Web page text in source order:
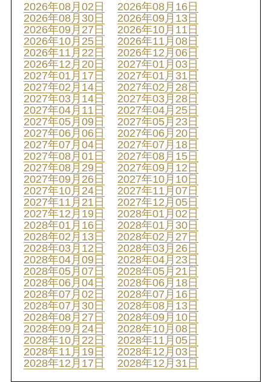
2026年08月02日
2026年08月16日
2026年08月30日
2026年09月13日
2026年09月27日
2026年10月11日
2026年10月25日
2026年11月08日
2026年11月22日
2026年12月06日
2026年12月20日
2027年01月03日
2027年01月17日
2027年01月31日
2027年02月14日
2027年02月28日
2027年03月14日
2027年03月28日
2027年04月11日
2027年04月25日
2027年05月09日
2027年05月23日
2027年06月06日
2027年06月20日
2027年07月04日
2027年07月18日
2027年08月01日
2027年08月15日
2027年08月29日
2027年09月12日
2027年09月26日
2027年10月10日
2027年10月24日
2027年11月07日
2027年11月21日
2027年12月05日
2027年12月19日
2028年01月02日
2028年01月16日
2028年01月30日
2028年02月13日
2028年02月27日
2028年03月12日
2028年03月26日
2028年04月09日
2028年04月23日
2028年05月07日
2028年05月21日
2028年06月04日
2028年06月18日
2028年07月02日
2028年07月16日
2028年07月30日
2028年08月13日
2028年08月27日
2028年09月10日
2028年09月24日
2028年10月08日
2028年10月22日
2028年11月05日
2028年11月19日
2028年12月03日
2028年12月17日
2028年12月31日